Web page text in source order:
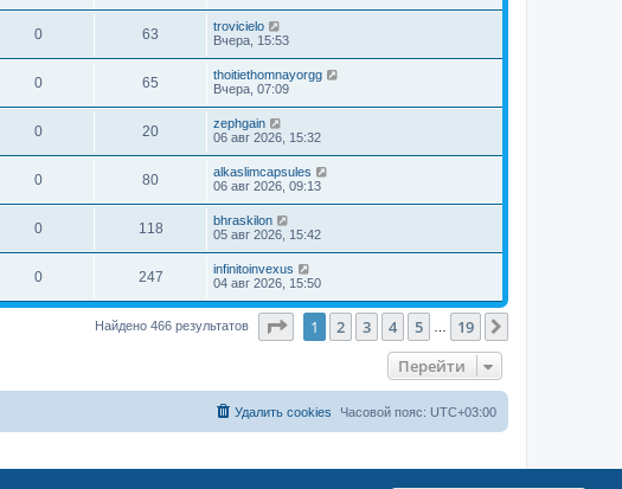
0 63
trovicielo
Вчера, 15:53
0 65
thoitiethomnayorgg
Вчера, 07:09
0 20
zephgain
06 авг 2026, 15:32
0 80
alkaslimcapsules
06 авг 2026, 09:13
0 118
bhraskilon
05 авг 2026, 15:42
0 247
infinitoinvexus
04 авг 2026, 15:50
Найдено 466 результатов Страница1 из 19
1 2 3 4 5 19
Перейти
Часовой пояс: UTC+03:00
Удалить cookies